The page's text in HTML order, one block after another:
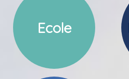
Ecole